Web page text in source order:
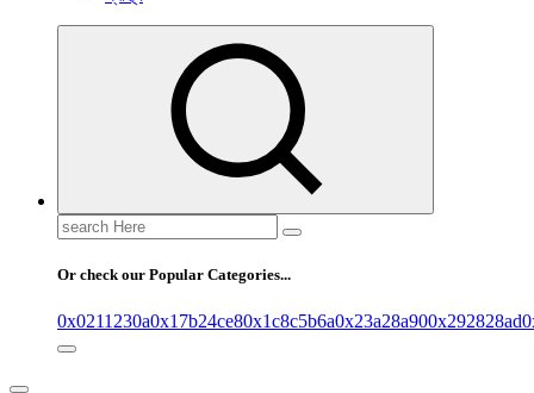
Search
for:
Or check our Popular Categories...
0x0211230a0x17b24ce80x1c8c5b6a0x23a28a900x292828ad